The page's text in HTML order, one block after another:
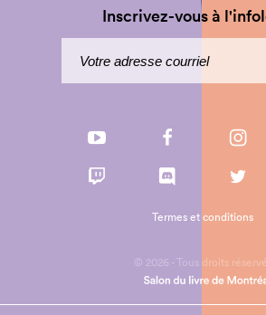
Inscrivez-vous à
© 2026 - Tous droits
Termes et conditions